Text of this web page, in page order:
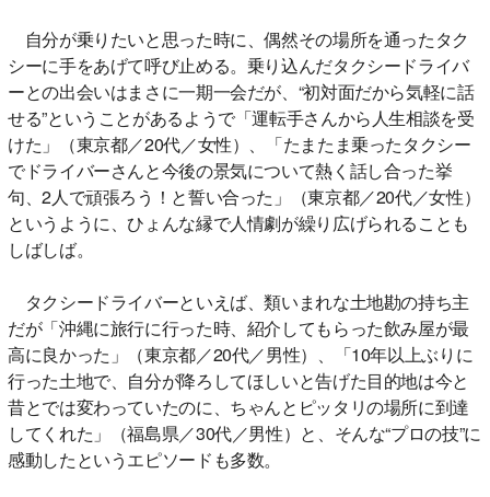
自分が乗りたいと思った時に、偶然その場所を通ったタク
シーに手をあげて呼び止める。乗り込んだタクシードライバ
ーとの出会いはまさに一期一会だが、“初対面だから気軽に話
せる”ということがあるようで「運転手さんから人生相談を受
けた」（東京都／20代／女性）、「たまたま乗ったタクシー
でドライバーさんと今後の景気について熱く話し合った挙
句、2人で頑張ろう！と誓い合った」（東京都／20代／女性）
というように、ひょんな縁で人情劇が繰り広げられることも
しばしば。
タクシードライバーといえば、類いまれな土地勘の持ち主
だが「沖縄に旅行に行った時、紹介してもらった飲み屋が最
高に良かった」（東京都／20代／男性）、「10年以上ぶりに
行った土地で、自分が降ろしてほしいと告げた目的地は今と
昔とでは変わっていたのに、ちゃんとピッタリの場所に到達
してくれた」（福島県／30代／男性）と、そんな“プロの技”に
感動したというエピソードも多数。